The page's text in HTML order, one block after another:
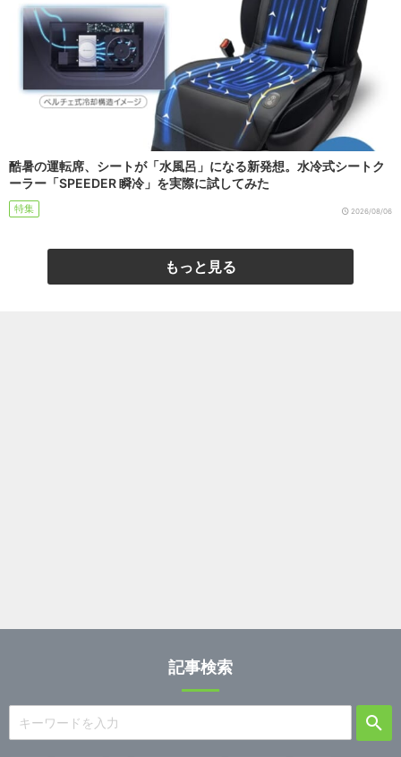
酷暑の運転席、シートが「水風呂」になる新発想。水冷式シートク
ーラー「SPEEDER 瞬冷」を実際に試してみた
特集 2026/08/06
もっと見る
記事検索